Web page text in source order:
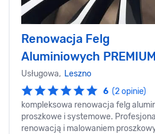
Renowacja Felg
Aluminiowych PREMIUM
Usługowa, Leszno
6 (2 opinie)
kompleksowa renowacja felg
proszkowe i systemowe.
renowacją i malowaniem